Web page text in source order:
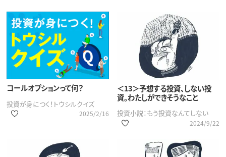
コールオプションって何？
投資が身につく！トウシルクイズ
2025/2/16
＜13＞予想する投資、しない投
資。わたしができそうなこと
投資小説：もう投資なんてしない
2024/9/22